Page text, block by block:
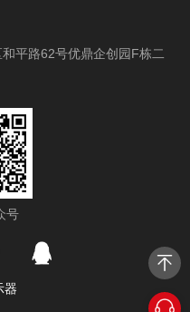
平路62号优鼎企创园F栋二
号
器